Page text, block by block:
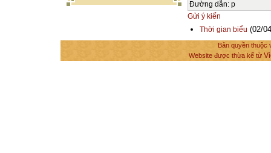
Đường dẫn: p
Gửi ý kiến
Thời gian biểu (02/
Bản quyền thuộc
Website được thừa kế từ